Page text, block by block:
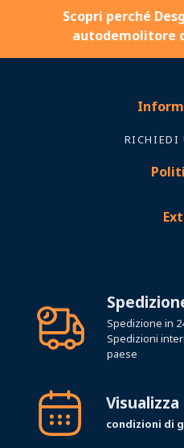
Scopri perché
autodemolitore
RICHIEDI
Spedizione in
Spedizioni
paese
condizioni di